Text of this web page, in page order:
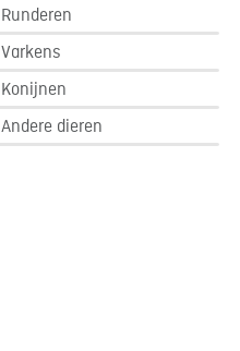
Runderen
Varkens
Konijnen
Andere dieren